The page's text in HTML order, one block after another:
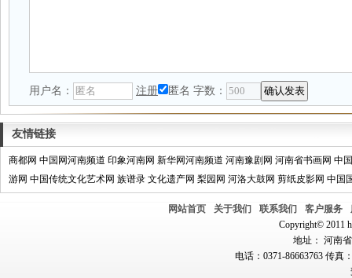
用户名： 注册 匿名 字数：
友情链接
商都网 中国网河南频道 印象河南网 新华网河南频道 河南豫剧网 河南省书画网 中
游网 中国传统文化艺术网 族谱录 文化遗产网 梨园网 河洛大鼓网 剪纸皮影网 中国
网站首页 关于我们 联系我们 客户服务
Copyright© 2011
地址： 河南
电话：0371-86663763 传真